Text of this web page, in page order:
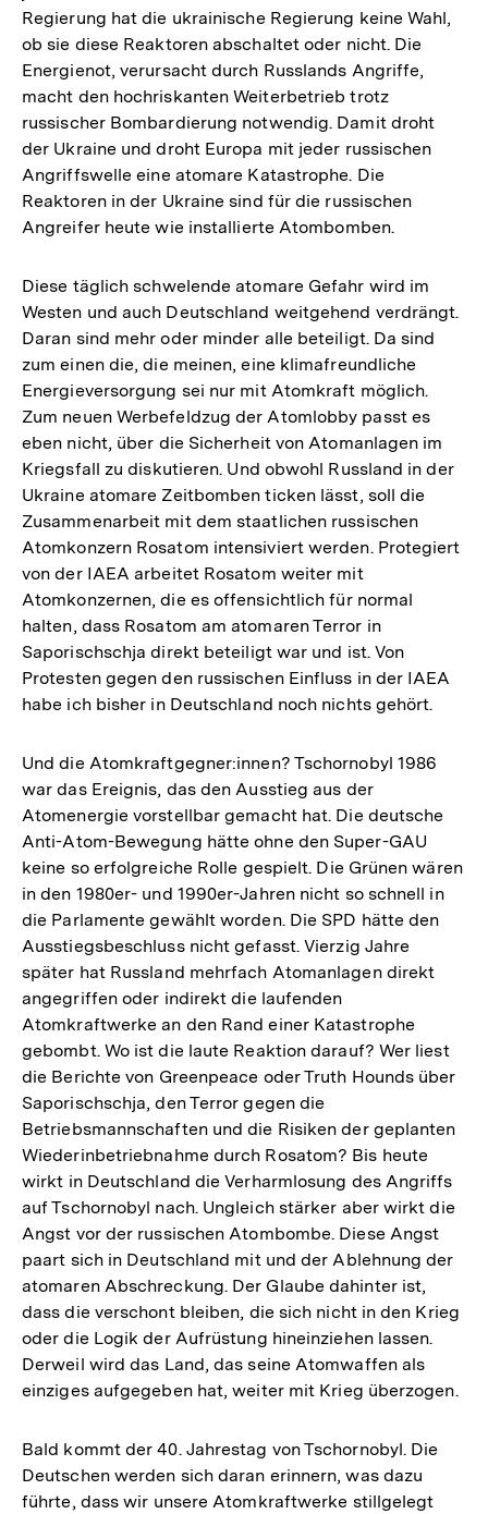
Regierung hat die ukrainische Regierung keine Wahl,
ob sie diese Reaktoren abschaltet oder nicht. Die
Energienot, verursacht durch Russlands Angriffe,
macht den hochriskanten Weiterbetrieb trotz
russischer Bombardierung notwendig. Damit droht
der Ukraine und droht Europa mit jeder russischen
Angriffswelle eine atomare Katastrophe. Die
Reaktoren in der Ukraine sind für die russischen
Angreifer heute wie installierte Atombomben.
Diese täglich schwelende atomare Gefahr wird im
Westen und auch Deutschland weitgehend verdrängt.
Daran sind mehr oder minder alle beteiligt. Da sind
zum einen die, die meinen, eine klimafreundliche
Energieversorgung sei nur mit Atomkraft möglich.
Zum neuen Werbefeldzug der Atomlobby passt es
eben nicht, über die Sicherheit von Atomanlagen im
Kriegsfall zu diskutieren. Und obwohl Russland in der
Ukraine atomare Zeitbomben ticken lässt, soll die
Zusammenarbeit mit dem staatlichen russischen
Atomkonzern Rosatom intensiviert werden. Protegiert
von der IAEA arbeitet Rosatom weiter mit
Atomkonzernen, die es offensichtlich für normal
halten, dass Rosatom am atomaren Terror in
Saporischschja direkt beteiligt war und ist. Von
Protesten gegen den russischen Einfluss in der IAEA
habe ich bisher in Deutschland noch nichts gehört.
Und die Atomkraftgegner:innen? Tschornobyl 1986
war das Ereignis, das den Ausstieg aus der
Atomenergie vorstellbar gemacht hat. Die deutsche
Anti-Atom-Bewegung hätte ohne den Super-GAU
keine so erfolgreiche Rolle gespielt. Die Grünen wären
in den 1980er- und 1990er-Jahren nicht so schnell in
die Parlamente gewählt worden. Die SPD hätte den
Ausstiegsbeschluss nicht gefasst. Vierzig Jahre
später hat Russland mehrfach Atomanlagen direkt
angegriffen oder indirekt die laufenden
Atomkraftwerke an den Rand einer Katastrophe
gebombt. Wo ist die laute Reaktion darauf? Wer liest
die Berichte von Greenpeace oder Truth Hounds über
Saporischschja, den Terror gegen die
Betriebsmannschaften und die Risiken der geplanten
Wiederinbetriebnahme durch Rosatom? Bis heute
wirkt in Deutschland die Verharmlosung des Angriffs
auf Tschornobyl nach. Ungleich stärker aber wirkt die
Angst vor der russischen Atombombe. Diese Angst
paart sich in Deutschland mit und der Ablehnung der
atomaren Abschreckung. Der Glaube dahinter ist,
dass die verschont bleiben, die sich nicht in den Krieg
oder die Logik der Aufrüstung hineinziehen lassen.
Derweil wird das Land, das seine Atomwaffen als
einziges aufgegeben hat, weiter mit Krieg überzogen.
Bald kommt der 40. Jahrestag von Tschornobyl. Die
Deutschen werden sich daran erinnern, was dazu
führte, dass wir unsere Atomkraftwerke stillgelegt